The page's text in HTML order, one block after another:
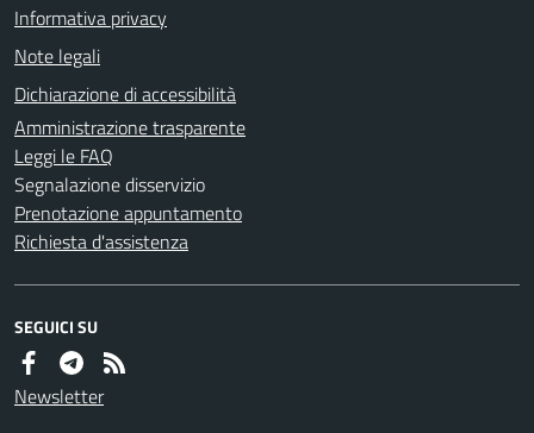
Informativa privacy
Note legali
Dichiarazione di accessibilità
Amministrazione trasparente
Leggi le FAQ
Segnalazione disservizio
Prenotazione appuntamento
Richiesta d'assistenza
SEGUICI SU
Newsletter